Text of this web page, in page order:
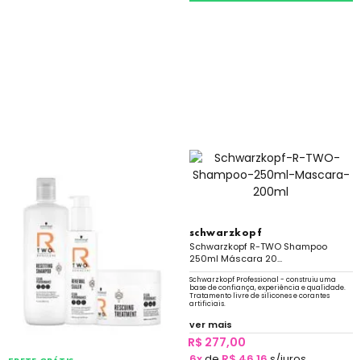
schwarzkopf
Schwarzkopf R-TWO Shampoo
250ml Máscara 20...
Schwarzkopf Professional - construiu uma
base de confiança, experiência e qualidade.
Tratamento livre de silicones e corantes
artificiais.
ver mais
R$ 277,00